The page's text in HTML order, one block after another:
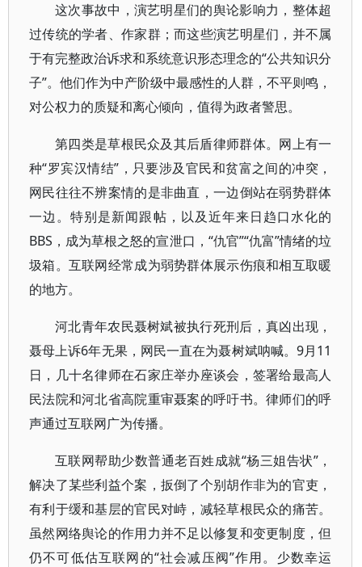
这次事故中，演艺明星们的舆论影响力，整体超
过传统的学者、作家群；而这些演艺明星们，并不属
于有完整政治诉求和系统意识形态理念的“公共知识分
子”。他们作为中产阶级中最感性的人群，不平则鸣，
对公权力的质疑和离心倾向，值得为政者警思。
第四类是草根民众及其后盾律师群体。网上有一
种“罗宾汉情结”，只要涉及官民和贫富之间的冲突，
网民往往不辨案情的是非曲直，一边倒站在弱势群体
一边。特别是新闻跟帖，以及近年来日趋口水化的
BBS，成为草根之怒的宣泄口，“仇官”“仇富”情绪的垃
圾箱。互联网经常成为弱势群体展示伤痕和相互取暖
的地方。
河北青年农民聂树斌被执行死刑后，真凶出现，
聂母上诉6年无果，网民一直在为聂树斌呐喊。9月11
日，几十名律师在石家庄举办座谈会，签署给最高人
民法院和河北省高院重审聂案的呼吁书。律师们的呼
声通过互联网广为传播。
互联网帮助少数普通老百姓成就“杨三姐告状”，
解决了某些利益个案，扳倒了个别胡作非为的官吏，
有利于缓和基层的官民对峙，减轻草根民众的痛苦。
虽然网络舆论的作用力并不足以修复和变更制度，但
仍不可低估互联网的“社会减压阀”作用。少数幸运